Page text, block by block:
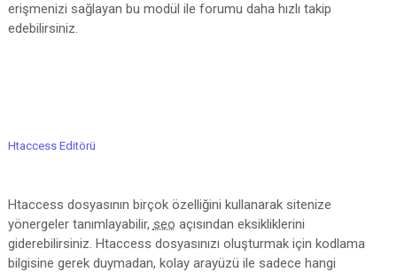
erişmenizi sağlayan bu modül ile forumu daha hızlı takip
edebilirsiniz.
Htaccess Editörü
Htaccess dosyasının birçok özelliğini kullanarak sitenize
yönergeler tanımlayabilir, seo açısından eksikliklerini
giderebilirsiniz. Htaccess dosyasınızı oluşturmak için kodlama
bilgisine gerek duymadan, kolay arayüzü ile sadece hangi